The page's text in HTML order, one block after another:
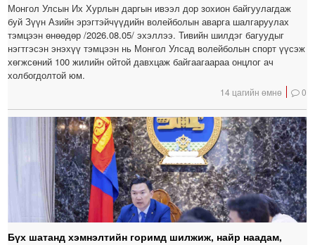
Монгол Улсын Их Хурлын даргын ивээл дор зохион байгуулагдаж
буй Зүүн Азийн эрэгтэйчүүдийн волейболын аварга шалгаруулах
тэмцээн өнөөдөр /2026.08.05/ эхэллээ. Тивийн шилдэг багуудыг
нэгтгэсэн энэхүү тэмцээн нь Монгол Улсад волейболын спорт үүсэж
хөгжсөний 100 жилийн ойтой давхцаж байгаагаараа онцлог ач
холбогдолтой юм.
14 цагийн өмнө 0
Бүх шатанд хэмнэлтийн горимд шилжиж, найр наадам,